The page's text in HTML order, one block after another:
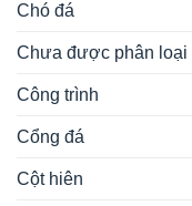
Chó đá
Chưa được phân loại
Công trình
Cổng đá
Cột hiên